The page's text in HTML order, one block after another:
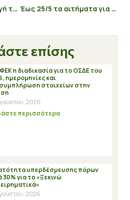
Άνοιξε ξανά η εφαρμογή της ΑΑΔΕ για καταχώρηση ποσοτήτων στα Συνδεδεμένα Καθεστώτα
Έως 25/5 τα αιτήματα για ανάκληση, τροποποίηση και μεταβίβαση πράξεων στην καλή μεταχείριση ενσταβλισμένων χοίρων
επίσης
η διαδικασία για το ΟΣΔΕ του
ημερομηνίες και
στοιχείων στην
2026
περισσότερα
υπερδέσμευσης πόρων
30% για το «Ξεκινώ
2026